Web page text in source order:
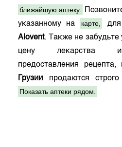
ближайшую аптеку.
указанному на
карте,
для
Alovent. Также не забудьте
цену лекарства и
предоставления
Грузии продаются
Показать аптеки рядом.